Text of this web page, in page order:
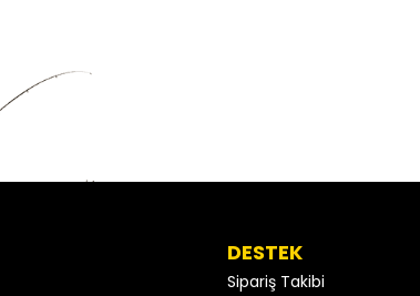
DESTEK
Sipariş Takibi